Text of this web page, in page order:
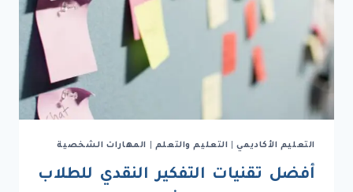
التعليم الأكاديمي| التعليم والتعلم المهارات الشخصية
أفضل تقنيات التفكير النقدي للطلاب